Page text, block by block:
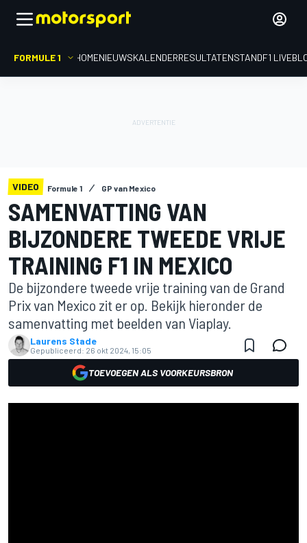
FORMULE 1 HOMENIEUWSKALENDERRESULTATENSTANDF1
VIDEO Formule 1 GP van Mexico
SAMENVATTING VAN
BIJZONDERE TWEEDE VRIJE
TRAINING F1 IN MEXICO
De bijzondere tweede vrije training van de Grand
Prix van Mexico zit er op. Bekijk hieronder de
samenvatting met beelden van Viaplay.
Laurens Stade
Gepubliceerd: 26 okt 2024, 15:05
TOEVOEGEN ALS VOORKEURSBRON